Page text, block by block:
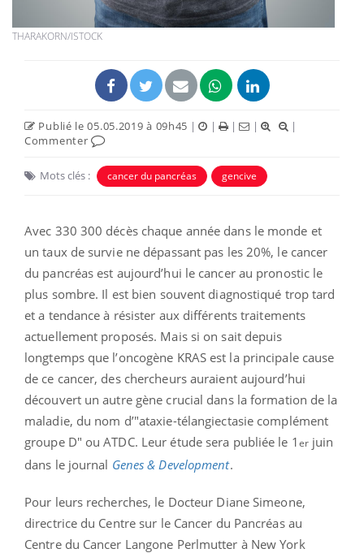
THARAKORN/ISTOCK
Publié le 05.05.2019 à 09h45 | | | |
|
Commenter
Mots clés : cancer du pancréas gencive
Avec 330 300 décès chaque année dans le monde et
un taux de survie ne dépassant pas les 20%, le cancer
du pancréas est aujourd’hui le cancer au pronostic le
plus sombre. Il est bien souvent diagnostiqué trop tard
et a tendance à résister aux différents traitements
actuellement proposés. Mais si on sait depuis
longtemps que l’oncogène KRAS est la principale cause
de ce cancer, des chercheurs auraient aujourd’hui
découvert un autre gène crucial dans la formation de la
maladie, du nom d’"ataxie-télangiectasie complément
groupe D" ou ATDC. Leur étude sera publiée le 1 erjuin
dans le journal Genes & Development.
Pour leurs recherches, le Docteur Diane Simeone,
directrice du Centre sur le Cancer du Pancréas au
Centre du Cancer Langone Perlmutter à New York